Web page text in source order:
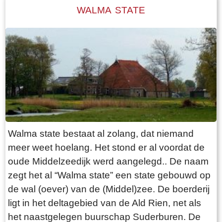
geroeid. Dat was een hele opgave, zowel voor
de roeiers als voor de dominee zelf, vooral als
het slecht weer was. Boven de ingang aan de
zuidzijde van de kerk is een steen ingemetseld
waarop te lezen staat: `De eerste steen deser
Nieuwe kerke was gelegd door Frans Julius
Johan van Eisinga aet 18 Kleinzoon van de
heer Grietman Vegelin van Claerbergen`. De
kerk heeft zes gebrandschilderde ramen,
gemaakt door Ype Staak, een 18e eeuwse
glazenier uit Sneek. Dat deze ramen in goede
staat bewaard zijn gebleven, zegt vermoedelijk
iets over de moeilijke bereikbaarheid van
Goingarijp in de 18e eeuw. Aan de westzijde
WALMA STATE
Walma state bestaat al zolang, dat niemand
meer weet hoelang. Het stond er al voordat de
oude Middelzeedijk werd aangelegd.. De naam
zegt het al “Walma state” een state gebouwd op
de wal (oever) van de (Middel)zee. De boerderij
ligt in het deltagebied van de Ald Rien, net als
het naastgelegen buurschap Suderburen. De